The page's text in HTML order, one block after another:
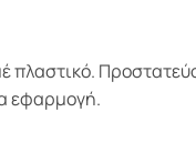
εφαρμογή.